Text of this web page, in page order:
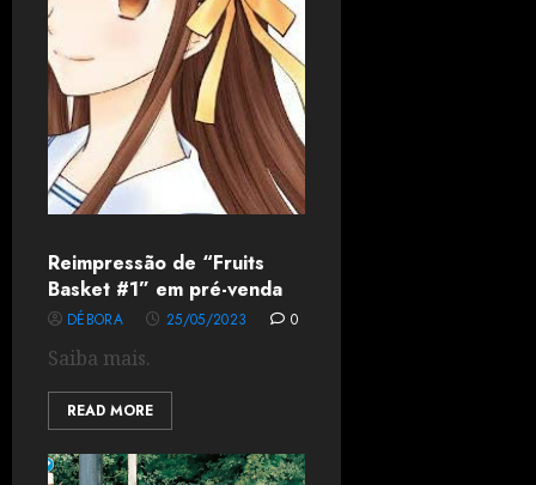
Reimpressão de “Fruits
Basket #1” em pré-venda
DÉBORA 25/05/2023 0
Saiba mais.
READ MORE